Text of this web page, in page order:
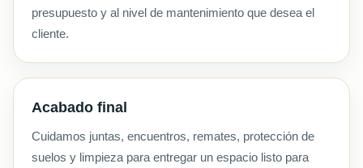
presupuesto y al nivel de mantenimiento que desea el
cliente.
Acabado final
Cuidamos juntas, encuentros, remates, protección de
suelos y limpieza para entregar un espacio listo para